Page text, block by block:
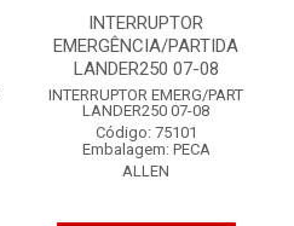
INTERRUPTOR
EMERGÊNCIA/PARTIDA
LANDER250 07-08
INTERRUPTOR EMERG/PART
LANDER250 07-08
Código: 75101
Embalagem: PECA
ALLEN